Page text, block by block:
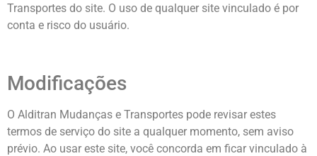
Transportes do site. O uso de qualquer site vinculado é por
conta e risco do usuário.
Modificações
O Alditran Mudanças e Transportes pode revisar estes
termos de serviço do site a qualquer momento, sem aviso
prévio. Ao usar este site, você concorda em ficar vinculado à